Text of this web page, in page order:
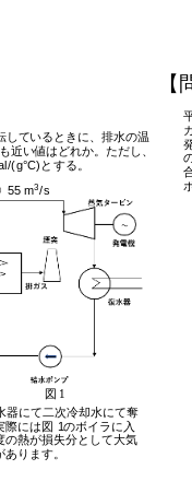
しているときに、排水の温
近い値はどれか。ただし、
(g°C) とする。
【
55 m3/s
図 1
器にて二次冷却水にて奪
際には図 1のボイラに入
の熱が損失分として大気
ります。